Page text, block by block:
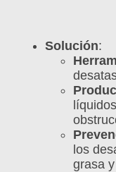
Solución:
los
grasa